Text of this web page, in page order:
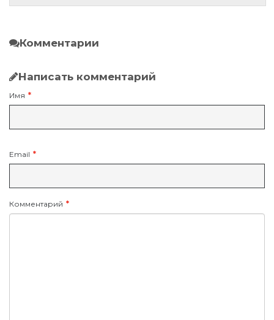
Комментарии
Написать комментарий
Имя
Email
Комментарий